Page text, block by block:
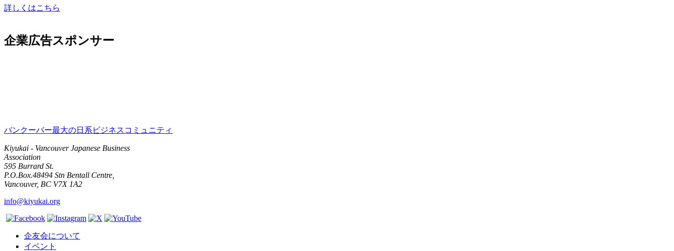
詳しくはこちら
企業広告スポンサー
バンクーバー最大の日系ビジネスコミュニティ
Kiyukai - Vancouver Japanese Business
Association
595 Burrard St.
P.O.Box.48494 Stn Bentall Centre,
Vancouver, BC V7X 1A2
info@kiyukai.org
企友会について
イベント